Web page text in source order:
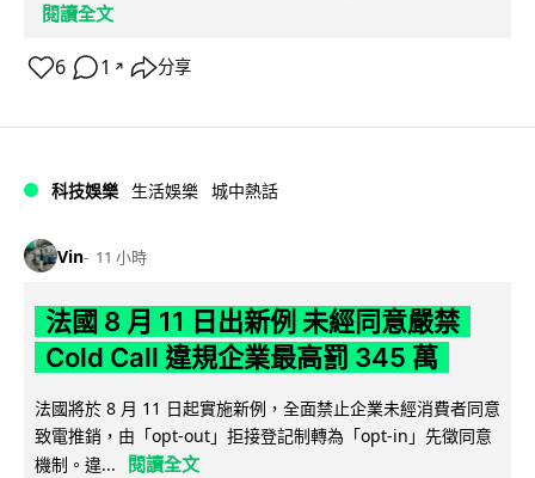
閱讀全文
6 1 ↗ 分享
科技娛樂 生活娛樂 城中熱話
Vin 11 小時
法國 8 月 11 日出新例 未經同意嚴禁
Cold Call 違規企業最高罰 345 萬
法國將於 8 月 11 日起實施新例，全面禁止企業未經消費者同意
致電推銷，由「opt-out」拒接登記制轉為「opt-in」先徵同意
機制。違...
閱讀全文